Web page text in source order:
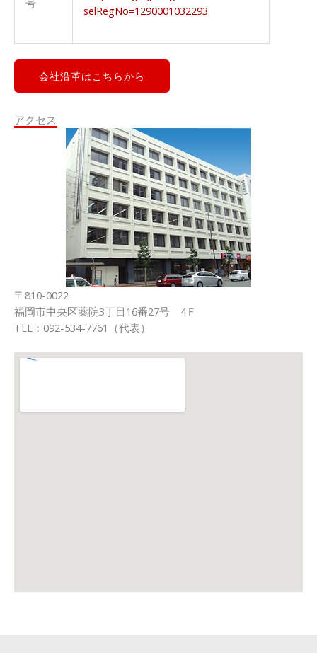
selRegNo=1290001032293
会社沿革はこちらから
アクセス
〒810-0022
福岡市中央区薬院3丁目16番27号 4Ｆ
TEL：092-534-7761（代表）